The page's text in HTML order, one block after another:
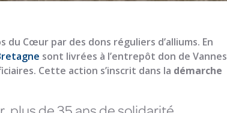
du Cœur par des dons réguliers d’alliums. En
sont livrées à l’entrepôt don de Vannes
Cette action s’inscrit dans la démarche